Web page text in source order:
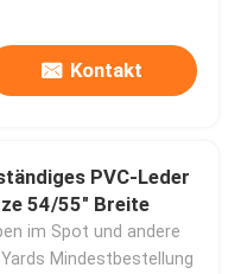
Kontakt
PVC-Leder
54/55" Breite
im Spot und andere
Yards Mindestbestellung